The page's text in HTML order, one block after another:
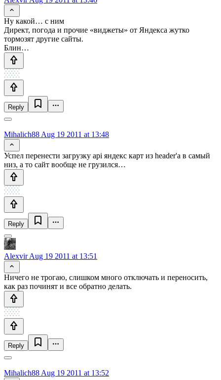
Ну какой… с ним
Директ, погода и прочие «виджеты» от Яндекса жутко
тормозят другие сайты.
Блин…
Reply
Mihalich88 Aug 19 2011 at 13:48
Успел перенести загрузку api яндекс карт из header'а в самый
низ, а то сайт вообще не грузился…
Reply
AlexvirAug 19 2011 at 13:51
Ничего не трогаю, слишком много отключать и переносить,
как раз починят и все обратно делать.
Reply
Mihalich88 Aug 19 2011 at 13:52